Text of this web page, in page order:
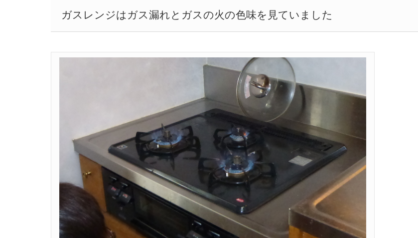
ガスレンジはガス漏れとガスの火の色味を見ていました